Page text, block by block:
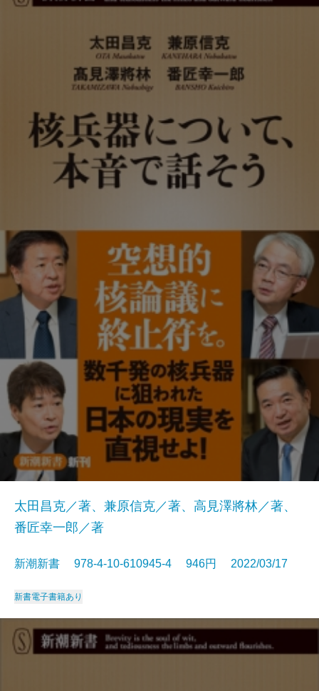
太田昌克／著、兼原信克／著、高見澤將林／著、
番匠幸一郎／著
新潮新書 978-4-10-610945-4 946円 2022/03/17
新書電子書籍あり